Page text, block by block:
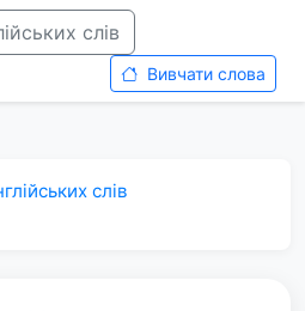
слів
Вивчати слова
слів